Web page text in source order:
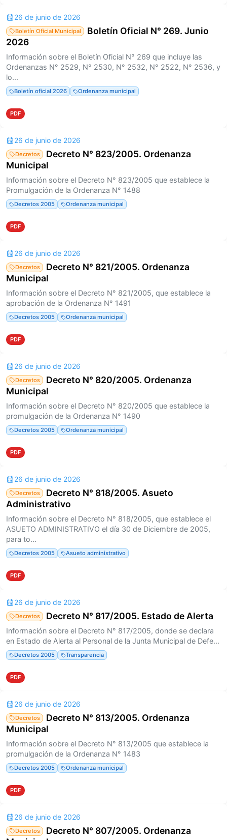
26 de junio de 2026
Boletín Oficial Municipal
Boletín Oficial N° 269. Junio
2026
Información sobre el Boletín Oficial N° 269 que incluye las
Ordenanzas N° 2529, N° 2530, N° 2532, N° 2522, N° 2536, y
lo...
Boletín oficial 2026 Ordenanza municipal
PDF
26 de junio de 2026
Decretos
Decreto N° 823/2005. Ordenanza
Municipal
Información sobre el Decreto N° 823/2005 que establece la
Promulgación de la Ordenanza N° 1488
Decretos 2005 Ordenanza municipal
PDF
26 de junio de 2026
Decretos
Decreto N° 821/2005. Ordenanza
Municipal
Información sobre el Decreto N° 821/2005, que establece la
aprobación de la Ordenanza N° 1491
Decretos 2005 Ordenanza municipal
PDF
26 de junio de 2026
Decretos
Decreto N° 820/2005. Ordenanza
Municipal
Información sobre el Decreto N° 820/2005 que establece la
promulgación de la Ordenanza N° 1490
Decretos 2005 Ordenanza municipal
PDF
26 de junio de 2026
Decretos
Decreto N° 818/2005. Asueto
Administrativo
Información sobre el Decreto N° 818/2005, que establece el
ASUETO ADMINISTRATIVO el día 30 de Diciembre de 2005,
para to...
Decretos 2005 Asueto administrativo
PDF
26 de junio de 2026
Decretos Decreto N° 817/2005. Estado de Alerta
Información sobre el Decreto N° 817/2005, donde se declara
en Estado de Alerta al Personal de la Junta Municipal de Defe...
Decretos 2005 Transparencia
PDF
26 de junio de 2026
Decretos
Decreto N° 813/2005. Ordenanza
Municipal
Información sobre el Decreto N° 813/2005 que establece la
promulgación de la Ordenanza N° 1483
Decretos 2005 Ordenanza municipal
PDF
26 de junio de 2026
Decretos
Decreto N° 807/2005. Ordenanza